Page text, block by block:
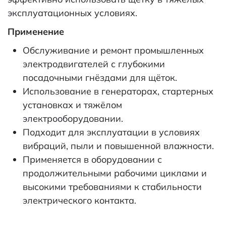
эксплуатационных условиях.
Применение
Обслуживание и ремонт промышленных
электродвигателей с глубокими
посадочными гнёздами для щёток.
Использование в генераторах, стартерных
установках и тяжёлом
электрооборудовании.
Подходит для эксплуатации в условиях
вибраций, пыли и повышенной влажности.
Применяется в оборудовании с
продолжительными рабочими циклами и
высокими требованиями к стабильности
электрического контакта.